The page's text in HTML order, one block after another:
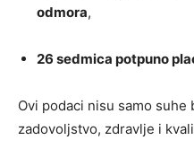
odmora,
26 sedmica potpuno
Ovi podaci nisu samo
zadovoljstvo, zdravlje i